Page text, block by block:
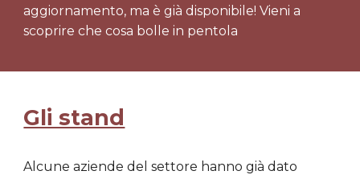
aggiornamento, ma è già disponibile! Vieni a
scoprire che cosa bolle in pentola
Gli stand
Alcune aziende del settore hanno già dato